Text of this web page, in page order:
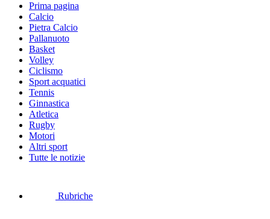
Prima pagina
Calcio
Pietra Calcio
Pallanuoto
Basket
Volley
Ciclismo
Sport acquatici
Tennis
Ginnastica
Atletica
Rugby
Motori
Altri sport
Tutte le notizie
Rubriche